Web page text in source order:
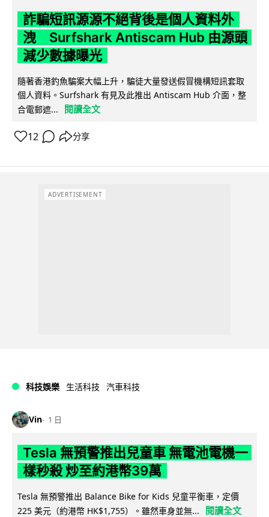
詐騙短訊源源不絕背後是個人資料外
洩 Surfshark Antiscam Hub 由源頭
減少數據曝光
隨著香港釣魚騙案大幅上升，騙徒大量發送假冒機構短訊套取
個人資料。Surfshark 有見及此推出 Antiscam Hub 介面，整
合電郵遮...
閱讀全文
12 分享
ADVERTISEMENT
科技娛樂 生活科技 汽車科技
Vin 1 日
Tesla 無預警推出兒童車 無電池電機一
樣秒殺 炒至約港幣39萬
Tesla 無預警推出 Balance Bike for Kids 兒童平衡車，定價
225 美元（約港幣 HK$1,755）。雖然車身並無...
閱讀全文